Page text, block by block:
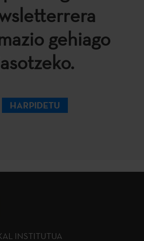
gehiago
HARPIDETU
INSTITUTUA